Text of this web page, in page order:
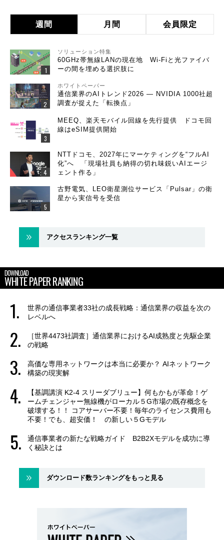
週間 月間 会員限定
ソリューション特集
60GHz帯無線LANの現在地 Wi-Fiと光ファイバ
ーの間を埋める選択肢に
ホワイトペーパー
通信業界のAIトレンド2026 ― NVIDIA 1000社超
調査が捉えた「転換点」
MEEQ、楽天モバイル回線を先行提供 ドコモ回
線はeSIM提供開始
NTTドコモ、2027年にマーケティングを“フルAI
化”へ 「現場社員も納得の切れ味鋭いAIエージ
ェント作る」
古野電気、LEO衛星測位サービス「Pulsar」の衛
星から実信号を受信
アクセスランキング一覧
DOWNLOAD
WHITE PAPER RANKING
世界の通信事業者33社の成長戦略：通信業界の収益を次の
レベルへ
［世界4473社調査］通信業界におけるAI成熟度と先駆企業
の戦略
高価な専用ネットワークは本当に必要か？ AIネットワーク
構築の現実解
【基調講演 K2-4 スリーダブリュー】何もかもが革命！ゲ
ームチェンジャー無線機がローカル５G市場の既存概念を
破壊する！！ コアサーバー不要！毎年のライセンス費用も
不要！でも、超安価！ の新しい５Gモデル
通信事業者の新たな戦略ガイド B2B2Xモデルを成功に導
く秘訣とは
ダウンロード数ランキングをもっと見る